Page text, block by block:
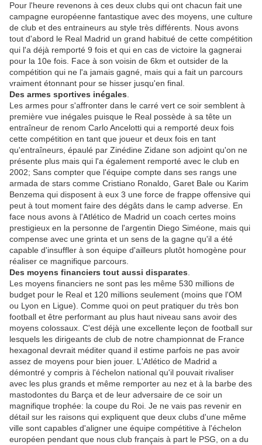
Pour l'heure revenons à ces deux clubs qui ont chacun fait une
campagne européenne fantastique avec des moyens, une culture
de club et des entraineurs au style très différents. Nous avons
tout d'abord le Real Madrid un grand habitué de cette compétition
qui l'a déjà remporté 9 fois et qui en cas de victoire la gagnerai
pour la 10e fois. Face à son voisin de 6km et outsider de la
compétition qui ne l'a jamais gagné, mais qui a fait un parcours
vraiment étonnant pour se hisser jusqu'en final.
Des armes sportives inégales
Les armes pour s'affronter dans le carré vert ce soir semblent à
première vue inégales puisque le Real possède à sa tête un
entraîneur de renom Carlo Ancelotti qui a remporté deux fois
cette compétition en tant que joueur et deux fois en tant
qu'entraîneurs, épaulé par Zinédine Zidane son adjoint qu'on ne
présente plus mais qui l'a également remporté avec le club en
2002; Sans compter que l'équipe compte dans ses rangs une
armada de stars comme Cristiano Ronaldo, Garet Bale ou Karim
Benzema qui disposent à eux 3 une force de frappe offensive qui
peut à tout moment faire des dégâts dans le camp adverse. En
face nous avons à l'Atlético de Madrid un coach certes moins
prestigieux en la personne de l'argentin Diego Siméone, mais qui
compense avec une grinta et un sens de la gagne qu'il a été
capable d'insuffler à son équipe d'ailleurs plutôt homogène pour
réaliser ce magnifique parcours.
Des moyens financiers tout aussi disparates
Les moyens financiers ne sont pas les même 530 millions de
budget pour le Real et 120 millions seulement (moins que l'OM
ou Lyon en Ligue). Comme quoi on peut pratiquer du très bon
football et être performant au plus haut niveau sans avoir des
moyens colossaux. C'est déjà une excellente leçon de football sur
lesquels les dirigeants de club de notre championnat de France
hexagonal devrait méditer quand il estime parfois ne pas avoir
assez de moyens pour bien jouer. L'Atlético de Madrid a
démontré y compris à l'échelon national qu'il pouvait rivaliser
avec les plus grands et même remporter au nez et à la barbe des
mastodontes du Barça et de leur adversaire de ce soir un
magnifique trophée: la coupe du Roi. Je ne vais pas revenir en
détail sur les raisons qui expliquent que deux clubs d'une même
ville sont capables d'aligner une équipe compétitive à l'échelon
européen pendant que nous club français à part le PSG, on a du